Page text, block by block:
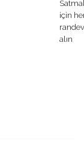
için
alın